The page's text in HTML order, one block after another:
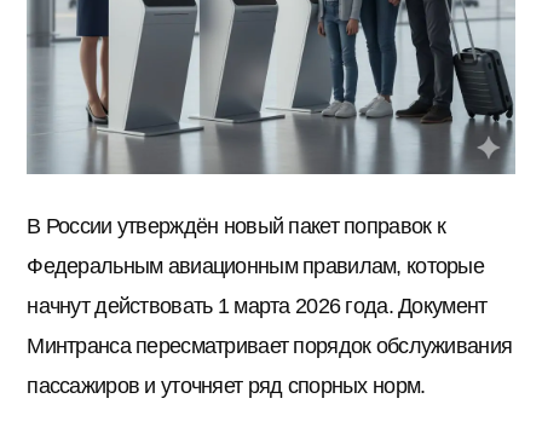
В России утверждён новый пакет поправок к
Федеральным авиационным правилам, которые
начнут действовать 1 марта 2026 года. Документ
Минтранса пересматривает порядок обслуживания
пассажиров и уточняет ряд спорных норм.